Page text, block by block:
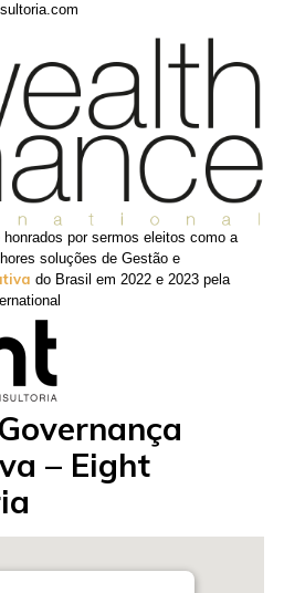
por sermos eleitos como a
soluções de Gestão e
do Brasil em 2022 e 2023 pela
– Eight